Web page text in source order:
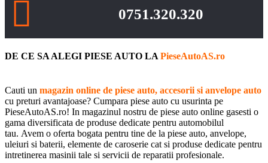
0751.320.320
DE CE SA ALEGI PIESE AUTO LA PieseAutoAS.ro
Cauti un magazin online de piese auto, accesorii si anvelope auto
cu preturi avantajoase? Cumpara piese auto cu usurinta pe
PieseAutoAS.ro! In magazinul nostru de piese auto online gasesti o
gama diversificata de produse dedicate pentru automobilul
tau. Avem o oferta bogata pentru tine de la piese auto, anvelope,
uleiuri si baterii, elemente de caroserie cat si produse dedicate pentru
intretinerea masinii tale si servicii de reparatii profesionale.